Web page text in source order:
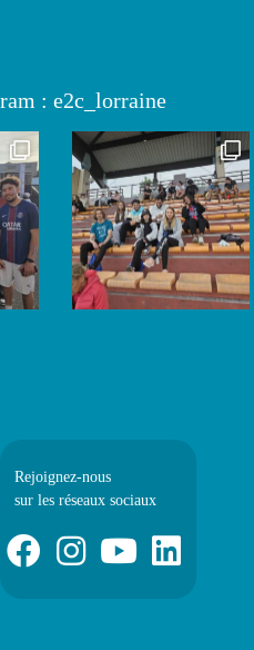
: e2c_lorraine
Rejoignez-nous
sur les réseaux sociaux